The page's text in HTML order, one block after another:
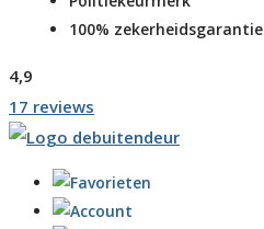
100% zekerheidsgarantie
4,9
17 reviews